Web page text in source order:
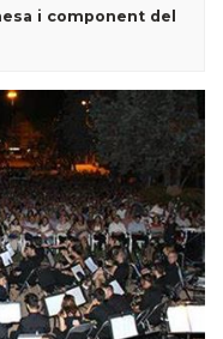
i component del